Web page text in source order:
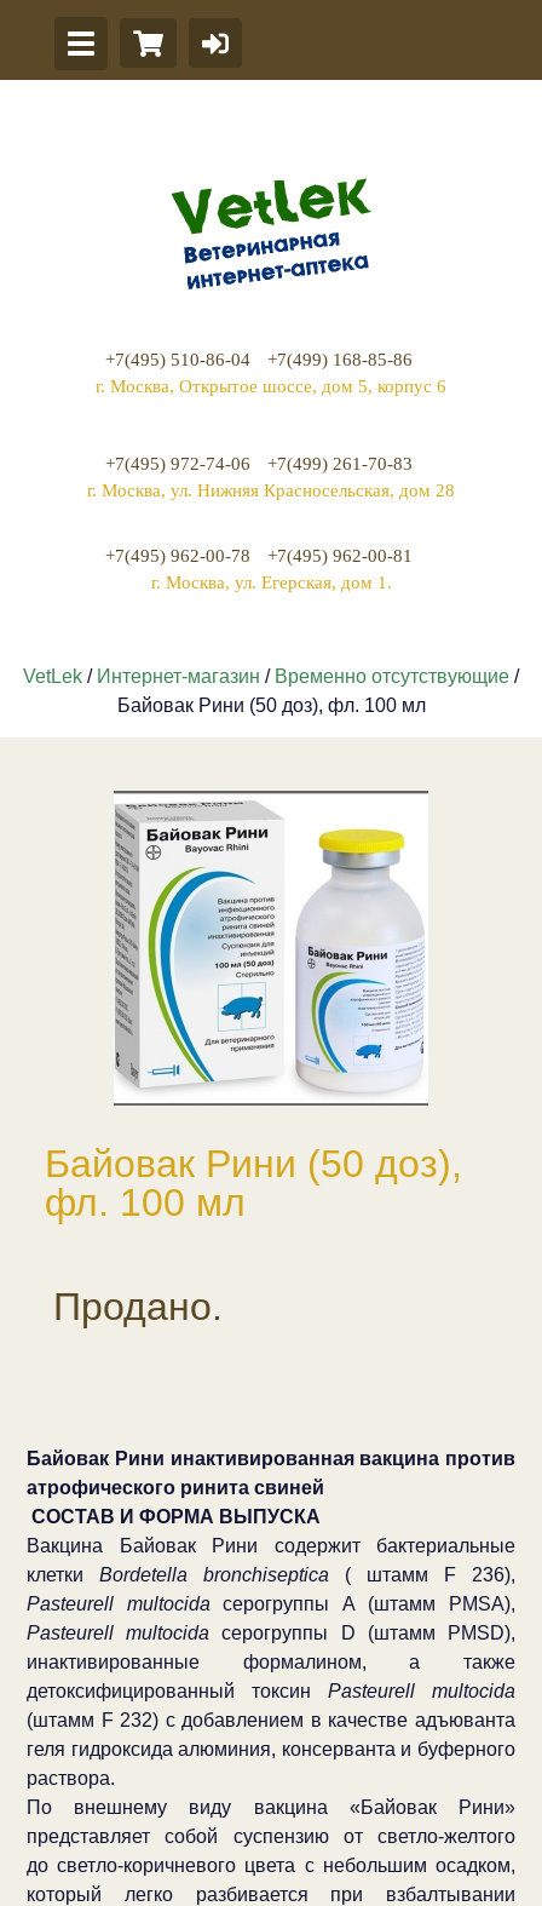
+7(495) 510-86-04
+7(499) 168-85-86
г. Москва, Открытое шоссе, дом 5, корпус 6
+7(495) 972-74-06
+7(499) 261-70-83
г. Москва, ул. Нижняя Красносельская, дом 28
+7(495) 962-00-78
+7(495) 962-00-81
г. Москва, ул. Егерская, дом 1.
VetLek / Интернет-магазин / Временно отсутствующие /
Байовак Рини (50 доз), фл. 100 мл
Байовак Рини (50 доз),
фл. 100 мл
Продано.
Байовак Рини инактивированная вакцина против
атрофического ринита свиней
СОСТАВ И ФОРМА ВЫПУСКА
Вакцина Байовак Рини содержит бактериальные
клетки Bordetella bronchiseptica ( штамм F 236),
Pasteurell multocida серогруппы А (штамм РМSA),
Pasteurell multocida серогруппы D (штамм PMSD),
инактивированные формалином, а также
детоксифицированный токсин Pasteurell multocida
(штамм F 232) с добавлением в качестве адъюванта
геля гидроксида алюминия, консерванта и буферного
раствора.
По внешнему виду вакцина «Байовак Рини»
представляет собой суспензию от светло-желтого
до светло-коричневого цвета с небольшим осадком,
который легко разбивается при взбалтывании